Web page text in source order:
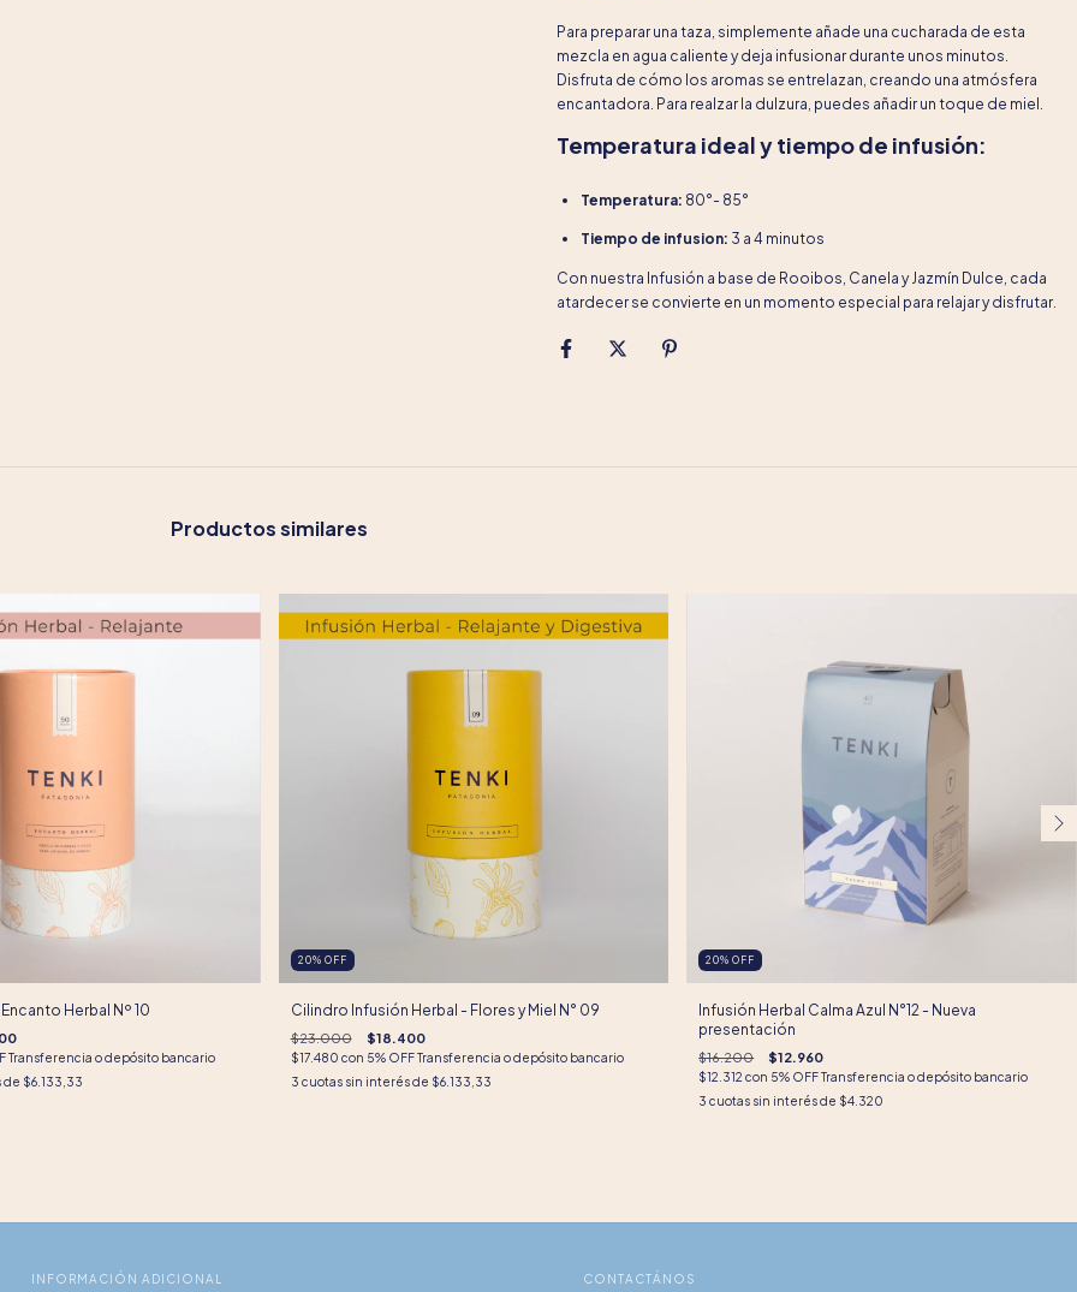
Para preparar una taza, simplemente añade una cucharada de esta
mezcla en agua caliente y deja infusionar durante unos minutos.
Disfruta de cómo los aromas se entrelazan, creando una atmósfera
encantadora. Para realzar la dulzura, puedes añadir un toque de miel.
Temperatura ideal y tiempo de infusión:
Temperatura: 80°- 85°
Tiempo de infusion: 3 a 4 minutos
Con nuestra Infusión a base de Rooibos, Canela y Jazmín Dulce, cada
atardecer se convierte en un momento especial para relajar y disfrutar.
Productos similares
Herbal Nº 10
Transferencia o depósito bancario
de $6.133,33
20% OFF
Cilindro Infusión Herbal - Flores y Miel N° 09
$23.000 $18.400
$17.480 con 5% OFF Transferencia o depósito bancario
3 cuotas sin interés de $6.133,33
20%OFF
Infusión Herbal Calma Azul N°12 - Nueva
presentación
$16.200 $12.960
$12.312con 5% OFF Transferencia o depósito bancario
3 cuotas sin interés de $4.320
INFORMACIÓN ADICIONAL CONTACTÁNOS